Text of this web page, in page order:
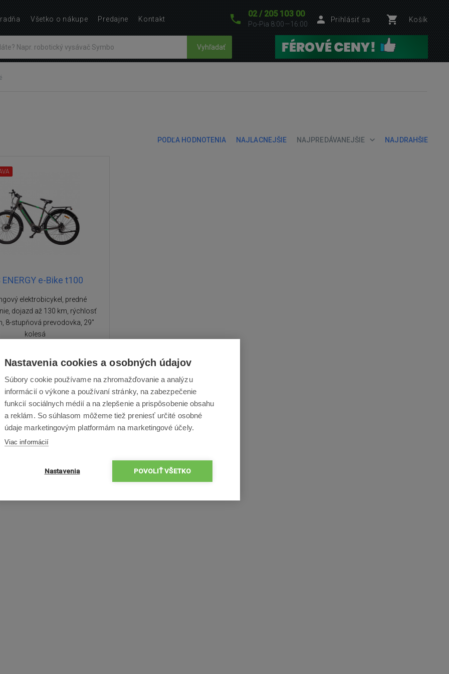
02 / 205 103 00
Po-Pia 8:00—16:00
Prihlásiť sa Košík
Vyhľadať
PODĽA HODNOTENIA NAJLACNEJŠIE NAJPREDÁVANEJŠIE NAJDRAHŠIE
ENERGY e-Bike t100
elektrobicykel, predné
dojazd až 130 km, rýchlosť
8-stupňová prevodovka, 29"
kolesá
€
2 305,00 €
objednávku – termín upresníme
Všetko o nákupe Predajne Kontakt
Nastavenia cookies a osobných údajov
Súbory cookie používame na zhromažďovanie a analýzu
informácií o výkone a používaní stránky, na zabezpečenie
funkcií sociálnych médií a na zlepšenie a prispôsobenie obsahu
a reklám. So súhlasom môžeme tiež preniesť určité osobné
údaje marketingovým platformám na marketingové účely.
Viac informácií
Nastavenia POVOLIŤ VŠETKO